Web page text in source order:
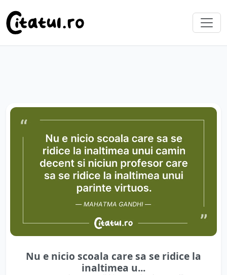
Nu e nicio scoala care sa se ridice la
inaltimea u...